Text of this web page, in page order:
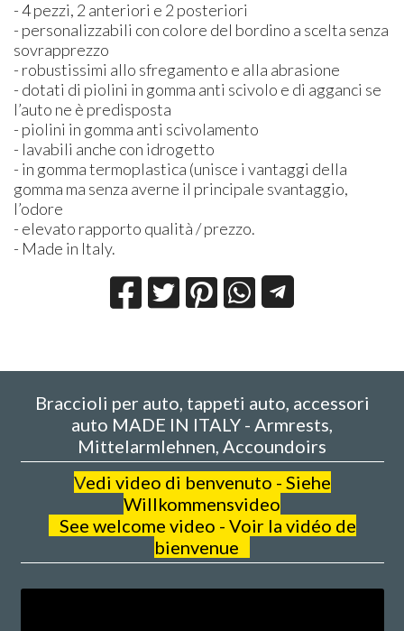
- 4 pezzi, 2 anteriori e 2 posteriori
- personalizzabili con colore del bordino a scelta senza
sovrapprezzo
- robustissimi allo sfregamento e alla abrasione
- dotati di piolini in gomma anti scivolo e di agganci se
l’auto ne è predisposta
- piolini in gomma anti scivolamento
- lavabili anche con idrogetto
- in gomma termoplastica (unisce i vantaggi della
gomma ma senza averne il principale svantaggio,
l’odore
- elevato rapporto qualità / prezzo.
- Made in Italy.
Braccioli per auto, tappeti auto, accessori
auto MADE IN ITALY - Armrests,
Mittelarmlehnen, Accoundoirs
Vedi video di benvenuto - Siehe
Willkommensvideo
See welcome video - Voir la vidéo de
bienvenue